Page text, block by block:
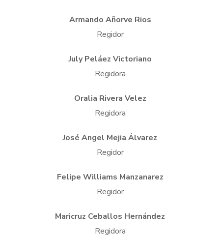
Armando Añorve Rios
Regidor
July Peláez Victoriano
Regidora
Oralia Rivera Velez
Regidora
José Angel Mejia Álvarez
Regidor
Felipe Williams Manzanarez
Regidor
Maricruz Ceballos Hernández
Regidora